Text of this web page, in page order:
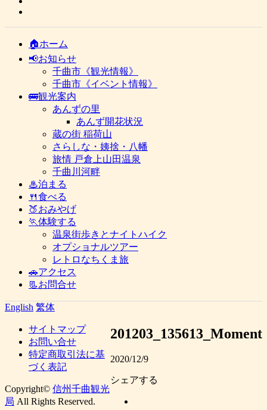
🏠ホーム
📢お知らせ
千曲市《観光情報》
千曲市《イベント情報》
🚌観光案内
あんずの里
あんず開花状況
蔵の街 稲荷山
さらしな・姨捨・八幡
旅情 戸倉上山田温泉
千曲川河畔
♨泊まる
🍴食べる
🍑おみやげ
🏃体験する
温泉街歩きとナイトハイク
オプショナルツアー
レトロなちくま旅
🚗アクセス
📃お問合せ
English 繁体
201203_135613_Moment
2020/12/9
シェアする
サイトマップ
お問い合せ
特定商取引法に基
づく表記
Copyright© 信州千曲観光
局 All Rights Reserved.